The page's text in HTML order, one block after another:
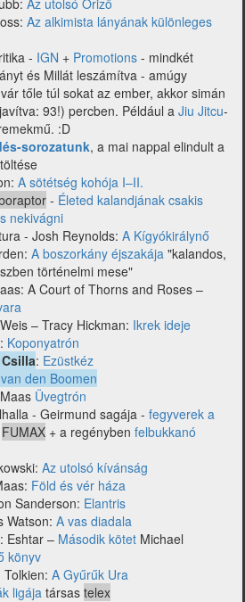
Az utolsó Őriző
Az alkimista lányának különleges
- IGN + Promotions - mindkét
és Millát leszámítva - amúgy
tőle túl sokat az ember, akkor simán
93!) percben. Például a Jiu Jitcu-
:D
sorozatunk, a mai nappal elindult a
A sötétség kohója I–II.
- Életed kalandjának csakis
nekivágni
- Josh Reynolds: A Kígyókirálynő
A boszorkány éjszakája "kalandos,
történelmi mese"
A Court of Thorns and Roses –
– Tracy Hickman: Ikrek ideje
Koponyatrón
: Ezüstkéz
den Boomen
Üvegtrón
- Geirmund sagája - fegyverek a
FUMAX + a regényben felbukkanó
Az utolsó kívánság
Föld és vér háza
Sanderson: Elantris
Watson: A vas diadala
Eshtar – Második kötet Michael
könyv
A Gyűrűk Ura
ligájatársas telex